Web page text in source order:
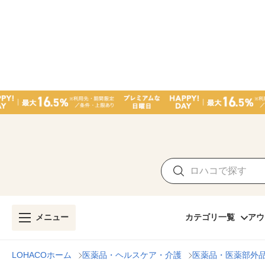
メニュー カテゴリ一覧 ア
LOHACOホーム 医薬品・ヘルスケア・介護 医薬品・医薬部外